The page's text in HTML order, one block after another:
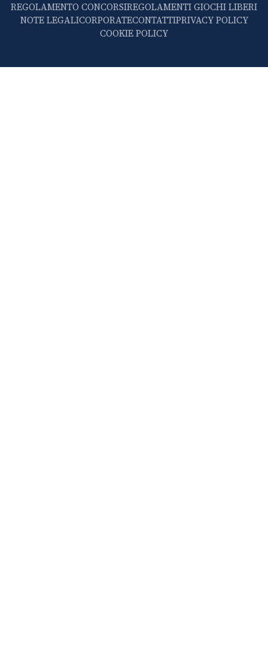
REGOLAMENTO CONCORSIREGOLAMENTI GIOCHI LIBERI
NOTE LEGALICORPORATECONTATTIPRIVACY POLICY
COOKIE POLICY